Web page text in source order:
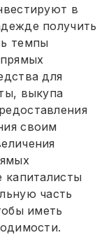
в
получить
темпы
для
выкупа
своим
капиталисты
часть
иметь